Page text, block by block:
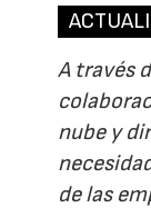
A través
nube y
de las